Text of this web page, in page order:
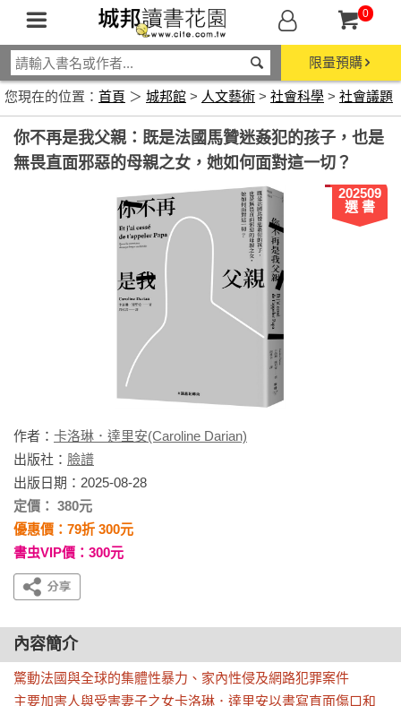
0
限量預購
您現在的位置： 首頁 ＞ 城邦館 > 人文藝術 > 社會科學 > 社會議題
你不再是我父親：既是法國馬贊迷姦犯的孩子，也是
無畏直面邪惡的母親之女，她如何面對這一切？
202509
選 書
作者： 卡洛琳．達里安(Caroline Darian)
出版社： 臉譜
出版日期：2025-08-28
定價： 380元
優惠價：79折 300元
書虫VIP價：300元
內容簡介
驚動法國與全球的集體性暴力、家內性侵及網路犯罪案件
主要加害人與受害妻子之女卡洛琳．達里安以書寫直面傷口和